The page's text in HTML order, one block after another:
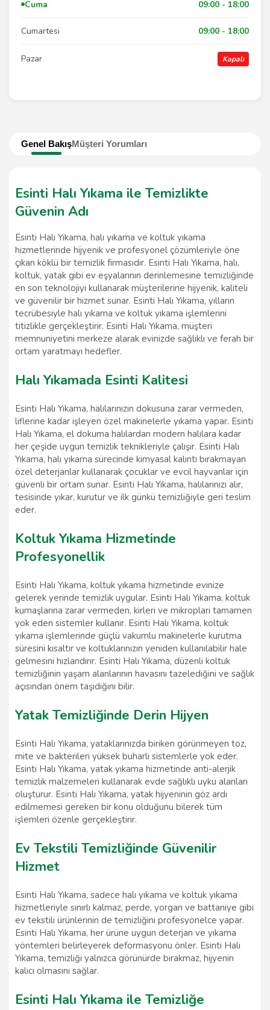
Genel BakışMüşteri Yorumları
Esinti Halı Yıkama ile Temizlikte
Güvenin Adı
Esinti Halı Yıkama, halı yıkama ve koltuk yıkama
hizmetlerinde hijyenik ve profesyonel çözümleriyle öne
çıkan köklü bir temizlik firmasıdır. Esinti Halı Yıkama, halı,
koltuk, yatak gibi ev eşyalarının derinlemesine temizliğinde
en son teknolojiyi kullanarak müşterilerine hijyenik, kaliteli
ve güvenilir bir hizmet sunar. Esinti Halı Yıkama, yılların
tecrübesiyle halı yıkama ve koltuk yıkama işlemlerini
titizlikle gerçekleştirir. Esinti Halı Yıkama, müşteri
memnuniyetini merkeze alarak evinizde sağlıklı ve ferah bir
ortam yaratmayı hedefler.
Halı Yıkamada Esinti Kalitesi
Esinti Halı Yıkama, halılarınızın dokusuna zarar vermeden,
liflerine kadar işleyen özel makinelerle yıkama yapar. Esinti
Halı Yıkama, el dokuma halılardan modern halılara kadar
her çeşide uygun temizlik teknikleriyle çalışır. Esinti Halı
Yıkama, halı yıkama sürecinde kimyasal kalıntı bırakmayan
özel deterjanlar kullanarak çocuklar ve evcil hayvanlar için
güvenli bir ortam sunar. Esinti Halı Yıkama, halılarınızı alır,
tesisinde yıkar, kurutur ve ilk günkü temizliğiyle geri teslim
eder.
Koltuk Yıkama Hizmetinde
Profesyonellik
Esinti Halı Yıkama, koltuk yıkama hizmetinde evinize
gelerek yerinde temizlik uygular. Esinti Halı Yıkama, koltuk
kumaşlarına zarar vermeden, kirleri ve mikropları tamamen
yok eden sistemler kullanır. Esinti Halı Yıkama, koltuk
yıkama işlemlerinde güçlü vakumlu makinelerle kurutma
süresini kısaltır ve koltuklarınızın yeniden kullanılabilir hale
gelmesini hızlandırır. Esinti Halı Yıkama, düzenli koltuk
temizliğinin yaşam alanlarının havasını tazelediğini ve sağlık
açısından önem taşıdığını bilir.
Yatak Temizliğinde Derin Hijyen
Esinti Halı Yıkama, yataklarınızda biriken görünmeyen toz,
mite ve bakterileri yüksek buharlı sistemlerle yok eder.
Esinti Halı Yıkama, yatak yıkama hizmetinde anti-alerjik
temizlik malzemeleri kullanarak evde sağlıklı uyku alanları
oluşturur. Esinti Halı Yıkama, yatak hijyeninin göz ardı
edilmemesi gereken bir konu olduğunu bilerek tüm
işlemleri özenle gerçekleştirir.
Ev Tekstili Temizliğinde Güvenilir
Hizmet
Esinti Halı Yıkama, sadece halı yıkama ve koltuk yıkama
hizmetleriyle sınırlı kalmaz, perde, yorgan ve battaniye gibi
ev tekstili ürünlerinin de temizliğini profesyonelce yapar.
Esinti Halı Yıkama, her ürüne uygun deterjan ve yıkama
yöntemleri belirleyerek deformasyonu önler. Esinti Halı
Yıkama, temizliği yalnızca görünürde bırakmaz, hijyenin
kalıcı olmasını sağlar.
Esinti Halı Yıkama ile Temizliğe
Cuma 09:00 - 18:00
Cumartesi 09:00 - 18:00
Pazar Kapalı